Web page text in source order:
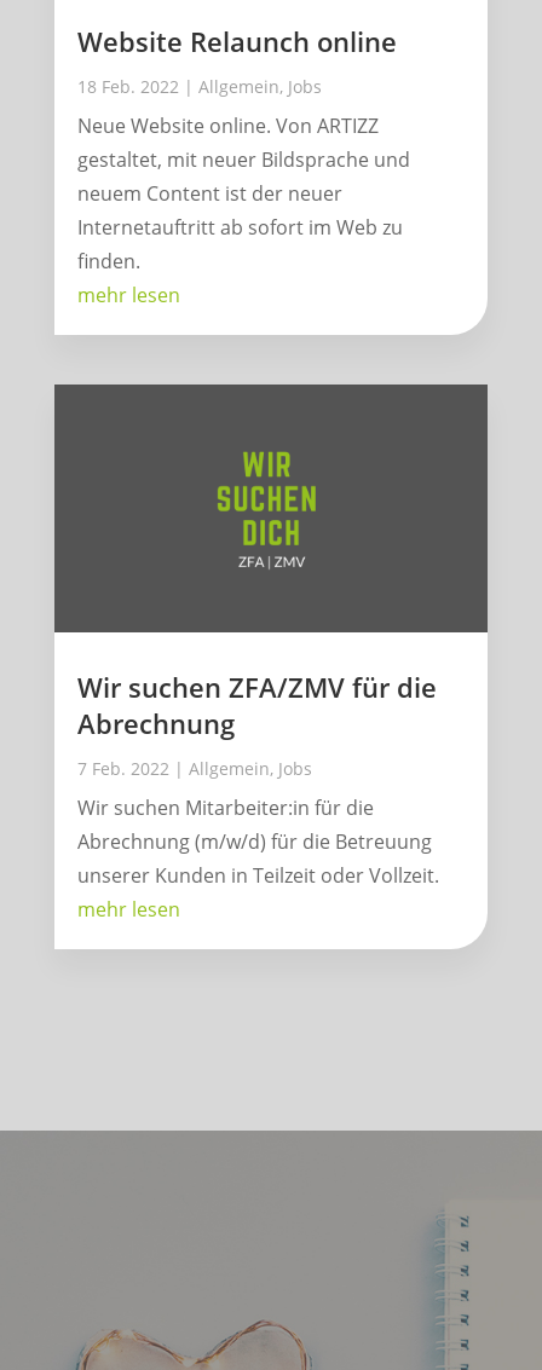
Website Relaunch online
18 Feb. 2022 | Allgemein, Jobs
Neue Website online. Von ARTIZZ
gestaltet, mit neuer Bildsprache und
neuem Content ist der neuer
Internetauftritt ab sofort im Web zu
finden.
mehr lesen
Wir suchen ZFA/ZMV für die
Abrechnung
7 Feb. 2022| Allgemein, Jobs
Wir suchen Mitarbeiter:in für die
Abrechnung (m/w/d) für die Betreuung
unserer Kunden in Teilzeit oder Vollzeit.
mehr lesen